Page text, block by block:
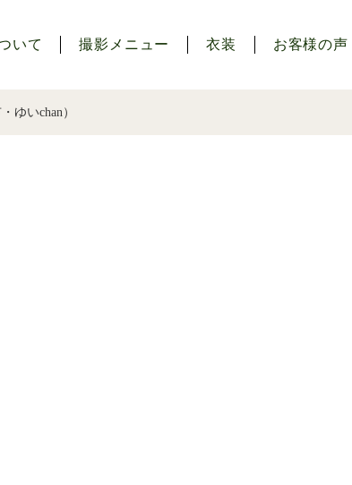
いて 撮影メニュー 衣装 お客様の声
ゆいchan）